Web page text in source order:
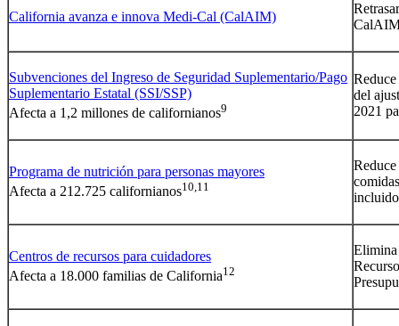
California avanza e innova Medi-Cal (CalAIM)
Subvenciones del Ingreso de Seguridad Suplementario/Pago
Suplementario Estatal (SSI/SSP)
Afecta a 1,2 millones de californianos9
del
2021
Programa de nutrición para personas mayores
Afecta a 212.725 californianos10,11
Centros de recursos para cuidadores
Afecta a 18.000 familias de California12
Elimina